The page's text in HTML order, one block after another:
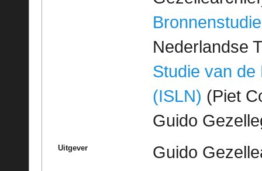
Bronnenstudie
Nederlandse
Studie van de
(ISLN) (Piet
Guido
Uitgever Guido